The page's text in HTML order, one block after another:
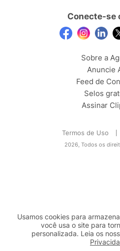
Conecte-se
Sobre a
Anuncie
Feed de
Selos
Assinar
Termos de Uso
2026, Todos os
Usamos cookies para
você usa o site para
personalizada. Leia os